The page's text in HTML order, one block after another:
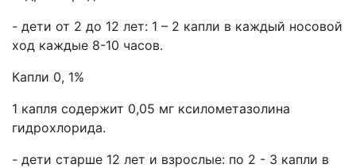
- дети от 2 до 12 лет: 1 – 2 капли в каждый носовой
ход каждые 8-10 часов.
Капли 0, 1%
1 капля содержит 0,05 мг ксилометазолина
гидрохлорида.
- дети старше 12 лет и взрослые: по 2 - 3 капли в